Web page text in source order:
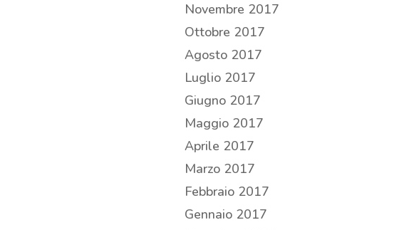
Novembre 2017
Ottobre 2017
Agosto 2017
Luglio 2017
Giugno 2017
Maggio 2017
Aprile 2017
Marzo 2017
Febbraio 2017
Gennaio 2017